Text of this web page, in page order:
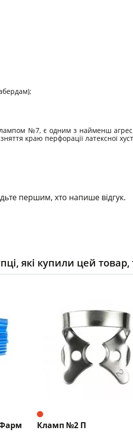
№7, є одним з найменш
краю перфорації латексної
першим, хто напише відгук.
які купили цей
Кламп №2 П